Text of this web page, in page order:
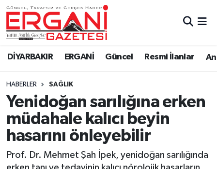
DİYARBAKIR ERGANİ Güncel Resmi İlanlar
HABERLER SAĞLIK
Yenidoğan sarılığına erken
müdahale kalıcı beyin
hasarını önleyebilir
Prof. Dr. Mehmet Şah İpek, yenidoğan sarılığında
DİYARBAKIR
BİSMİL
BAĞLAR
ERGANİ
Güncel
Eği̇ti̇m
Resmi İlanlar
Sağlık
Ergani Nöbetçi Eczaneler
Ergani Hava Durumu
Ergani Trafik Yoğunluk Haritası
Süper Lig Puan Durumu ve Fikstür
Tüm Manşetler
Son Dakika Haberleri